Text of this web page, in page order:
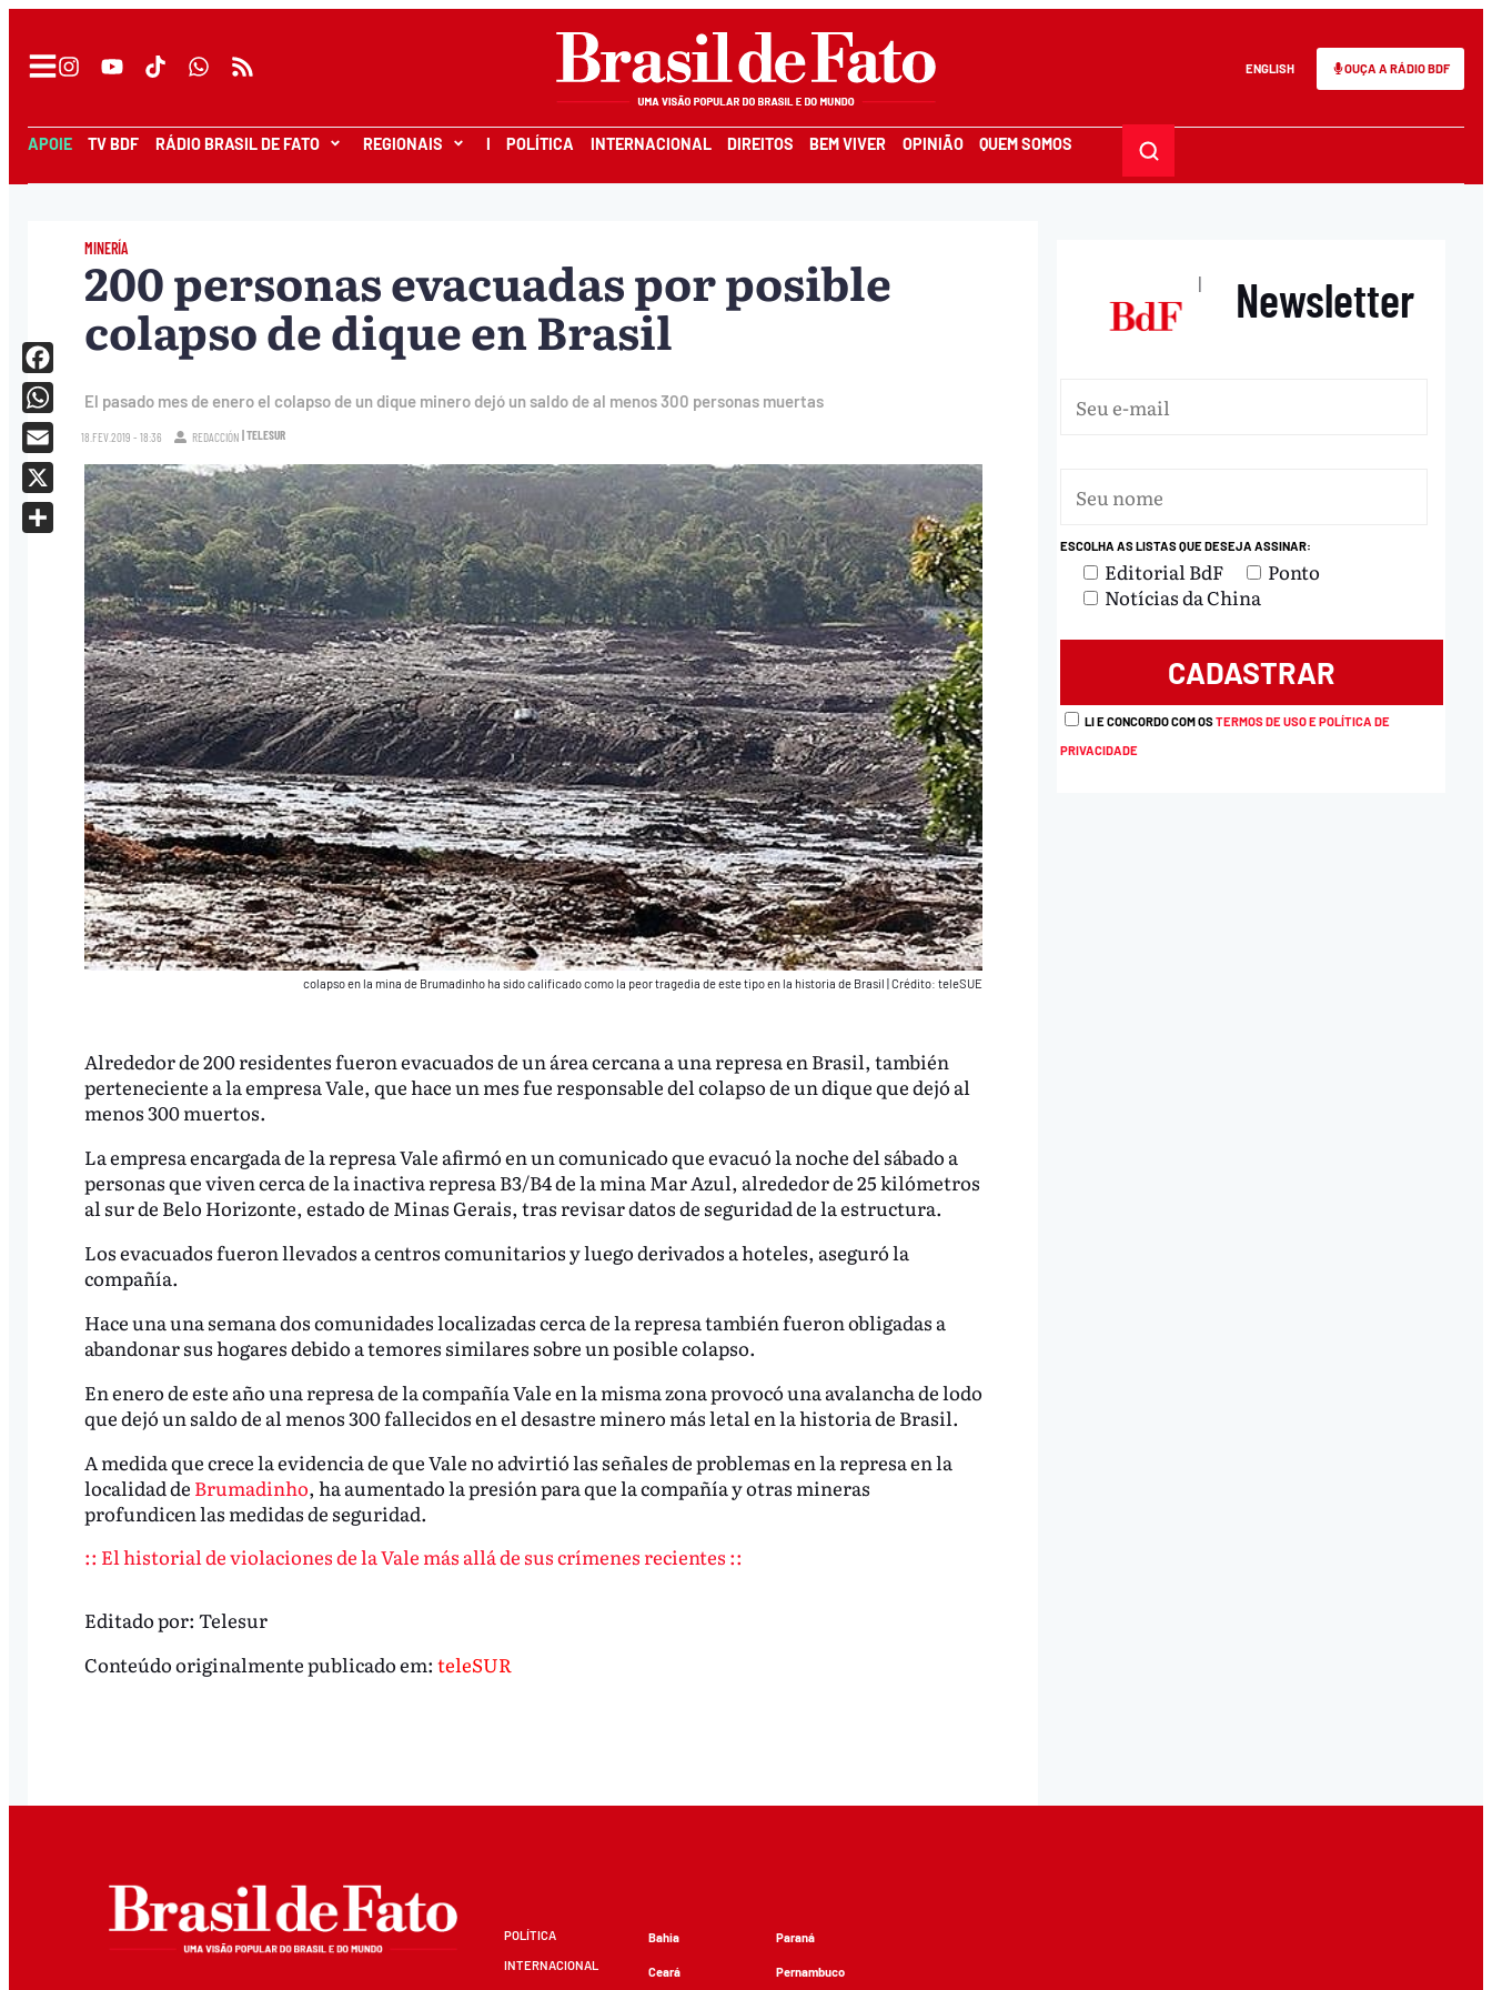
ENGLISH OUÇA A RÁDIO BDF
APOIE TV BDF RÁDIO BRASIL DE FATO REGIONAIS I POLÍTICA INTERNACIONAL DIREITOS BEM VIVER OPINIÃO QUEM SOMOS
MINERÍA
200 personas evacuadas por posible
colapso de dique en Brasil
El pasado mes de enero el colapso de un dique minero dejó un saldo de al menos 300 personas muertas
18.FEV.2019 - 18:36 REDACCIÓN | TELESUR
colapso en la mina de Brumadinho ha sido calificado como la peor tragedia de este tipo en la historia de Brasil |Crédito: teleSUE
Alrededor de 200 residentes fueron evacuados de un área cercana a una represa en Brasil, también
perteneciente a la empresa Vale, que hace un mes fue responsable del colapso de un dique que dejó al
menos 300 muertos.
La empresa encargada de la represa Vale afirmó en un comunicado que evacuó la noche del sábado a
personas que viven cerca de la inactiva represa B3/B4 de la mina Mar Azul, alrededor de 25 kilómetros
al sur de Belo Horizonte, estado de Minas Gerais, tras revisar datos de seguridad de la estructura.
Los evacuados fueron llevados a centros comunitarios y luego derivados a hoteles, aseguró la
compañía.
Hace una una semana dos comunidades localizadas cerca de la represa también fueron obligadas a
abandonar sus hogares debido a temores similares sobre un posible colapso.
En enero de este año una represa de la compañía Vale en la misma zona provocó una avalancha de lodo
que dejó un saldo de al menos 300 fallecidos en el desastre minero más letal en la historia de Brasil.
A medida que crece la evidencia de que Vale no advirtió las señales de problemas en la represa en la
localidad de Brumadinho, ha aumentado la presión para que la compañía y otras mineras
profundicen las medidas de seguridad.
:: El historial de violaciones de la Vale más allá de sus crímenes recientes ::
Facebook
WhatsApp
Email
X
Editado por: Telesur
Conteúdo originalmente publicado em: teleSUR
| Newsletter
ESCOLHA AS LISTAS QUE DESEJA ASSINAR:
Editorial BdF
Ponto
Notícias da China
LI E CONCORDO COM OSTERMOS DE USO E POLÍTICA DE
PRIVACIDADE
POLÍTICA
INTERNACIONAL
Bahia
Ceará
Paraná
Pernambuco